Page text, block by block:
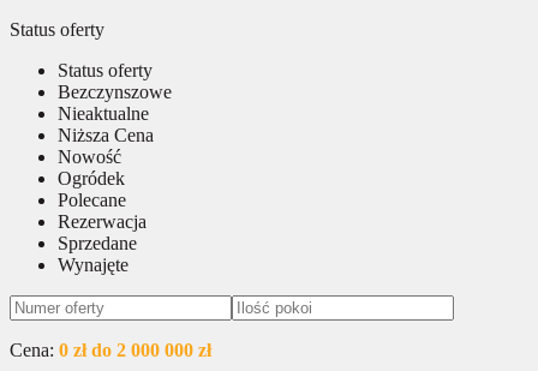
Status oferty
Status oferty
Bezczynszowe
Nieaktualne
Niższa Cena
Nowość
Ogródek
Polecane
Rezerwacja
Sprzedane
Wynajęte
Cena: 0 zł do 2 000 000 zł